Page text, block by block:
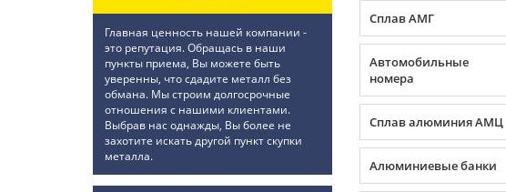
Сплав АМГ
Автомобильные
номера
Сплав алюминия АМЦ
Алюминиевые банки
Главная ценность нашей компании -
это репутация. Обращась в наши
пункты приема, Вы можете быть
уверенны, что сдадите металл без
обмана. Мы строим долгосрочные
отношения с нашими клиентами.
Выбрав нас однажды, Вы более не
захотите искать другой пункт скупки
металла.